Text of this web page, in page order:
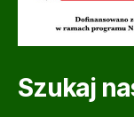
Szukaj